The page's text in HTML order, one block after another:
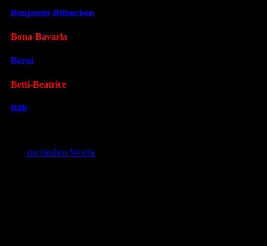
Benjamin-Blümchen
Bona-Bavaria
Berni
Betti-Beatrice
Billi
zur fünften Woche